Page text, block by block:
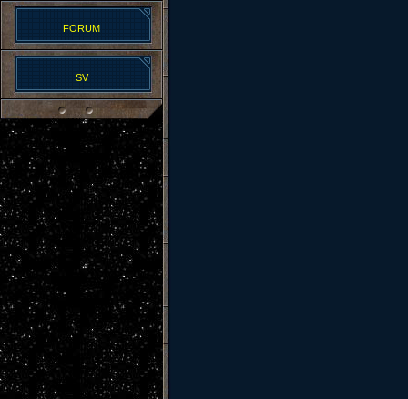
FORUM
SV